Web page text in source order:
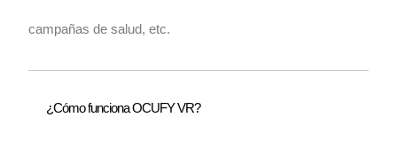
campañas de salud, etc.
¿Cómo funciona OCUFY VR?